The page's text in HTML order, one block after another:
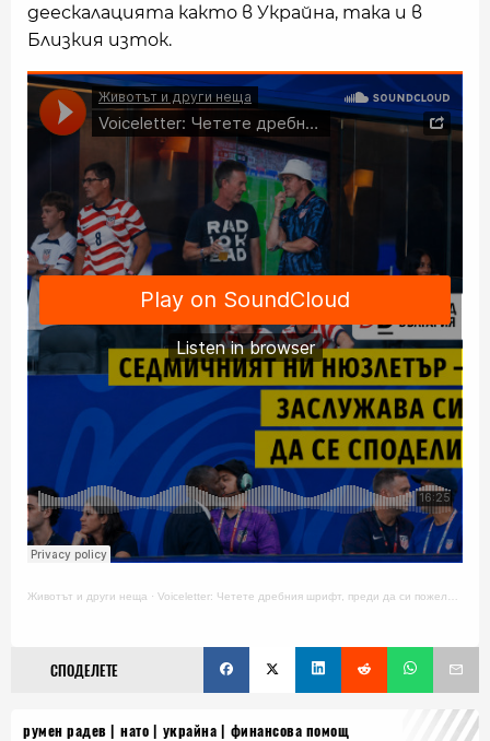
деескалацията както в Украйна, така и в
Близкия изток.
Животът и други неща · Voiceletter: Четете дребния шрифт, преди да си пожелаете нещо
СПОДЕЛЕТЕ
румен радев нато украйна финансова помощ